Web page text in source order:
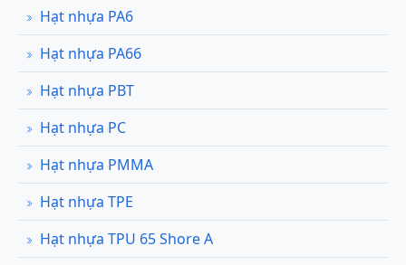
Hạt nhựa PA6
Hạt nhựa PA66
Hạt nhựa PBT
Hạt nhựa PC
Hạt nhựa PMMA
Hạt nhựa TPE
Hạt nhựa TPU 65 Shore A